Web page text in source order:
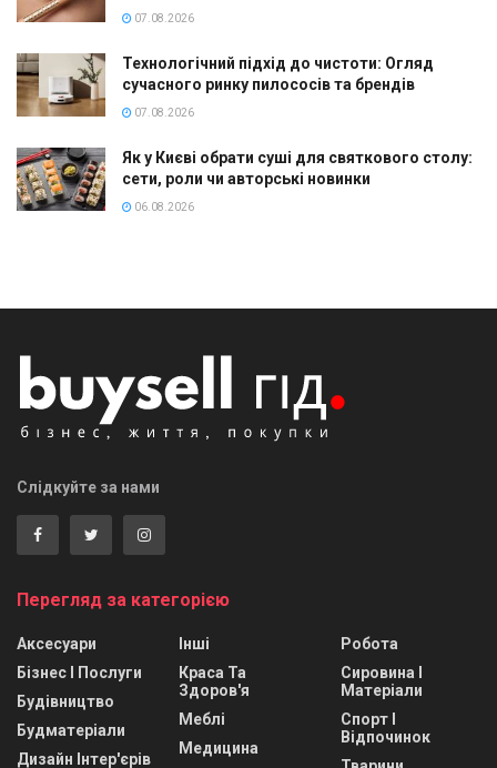
07.08.2026
Технологічний підхід до чистоти: Огляд
сучасного ринку пилососів та брендів
07.08.2026
Як у Києві обрати суші для святкового столу:
сети, роли чи авторські новинки
06.08.2026
Слідкуйте за нами
Перегляд за категорією
Аксесуари
Бізнес І Послуги
Будівництво
Будматеріали
Дизайн Інтер'єрів
Інші
Краса Та
Здоров'я
Меблі
Медицина
Робота
Сировина І
Матеріали
Спорт І
Відпочинок